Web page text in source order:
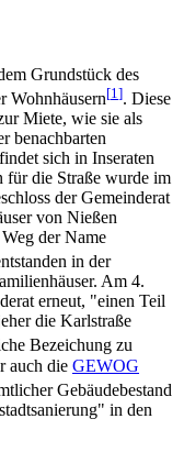
Grundstück des
Wohnhäusern[1 ]. Diese
Miete, wie sie als
benachbarten
sich in Inseraten
für die Straße wurde im
der Gemeinderat
von Nießen
der Name
in der
Am 4.
erneut, "einen Teil
die Karlstraße
Bezeichung zu
auch die GEWOG
Gebäudebestand
in den